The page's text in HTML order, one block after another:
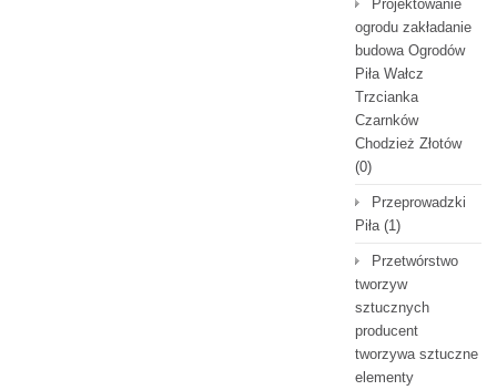
Projektowanie
ogrodu zakładanie
budowa Ogrodów
Piła Wałcz
Trzcianka
Czarnków
Chodzież Złotów
(0)
Przeprowadzki
Piła(1)
Przetwórstwo
tworzyw
sztucznych
producent
tworzywa sztuczne
elementy